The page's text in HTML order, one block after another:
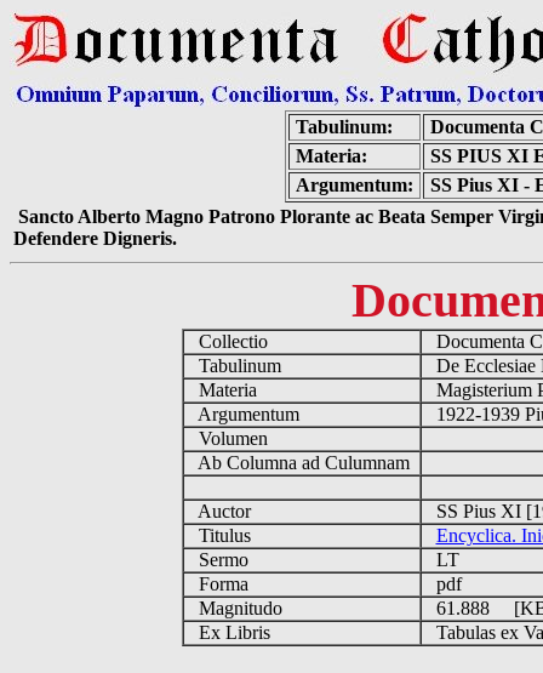
Tabulinum:
Documenta
Materia:
SS PIUS XI
Argumentum:
SS Pius XI -
Sancto Alberto Magno Patrono Plorante ac Beata Semper
Defendere Digneris.
Collectio
Documenta
Tabulinum
De
Materia
Magisterium
Argumentum
1922-1939
Volumen
Ab Columna ad Culumnam
Auctor
SS Pius XI
Titulus
Encyclica.
Sermo
LT
Forma
pdf
Magnitudo
61.888
Ex Libris
Tabulas ex